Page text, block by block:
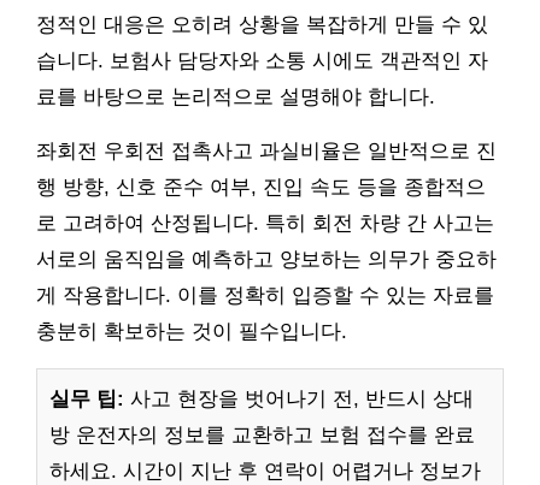
정적인 대응은 오히려 상황을 복잡하게 만들 수 있
습니다. 보험사 담당자와 소통 시에도 객관적인 자
료를 바탕으로 논리적으로 설명해야 합니다.
좌회전 우회전 접촉사고 과실비율은 일반적으로 진
행 방향, 신호 준수 여부, 진입 속도 등을 종합적으
로 고려하여 산정됩니다. 특히 회전 차량 간 사고는
서로의 움직임을 예측하고 양보하는 의무가 중요하
게 작용합니다. 이를 정확히 입증할 수 있는 자료를
충분히 확보하는 것이 필수입니다.
실무 팁: 사고 현장을 벗어나기 전, 반드시 상대
방 운전자의 정보를 교환하고 보험 접수를 완료
하세요. 시간이 지난 후 연락이 어렵거나 정보가